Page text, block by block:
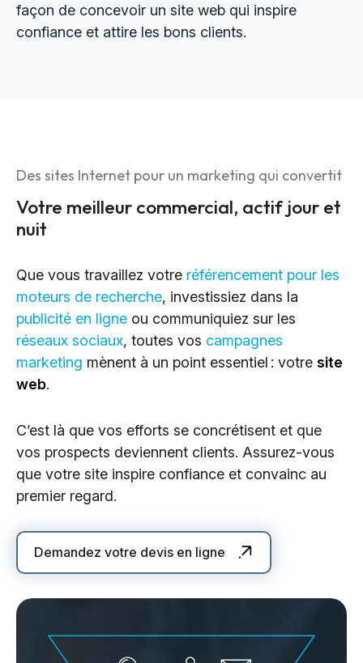
façon de concevoir un site web qui inspire
confiance et attire les bons clients.
Des sites Internet pour un marketing qui convertit
Votre meilleur commercial, actif jour et
nuit
Que vous travaillez votre référencement pour les
moteurs de recherche, investissiez dans la
publicité en ligne ou communiquiez sur les
réseaux sociaux, toutes vos campagnes
marketing mènent à un point essentiel : votre site
web.
C’est là que vos efforts se concrétisent et que
vos prospects deviennent clients. Assurez-vous
que votre site inspire confiance et convainc au
premier regard.
Demandez votre devis en ligne